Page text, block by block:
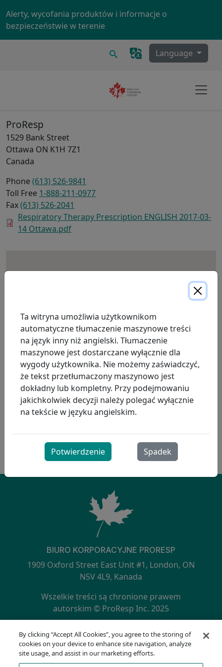
Alerty, wycofania produktów i informacje o
bezpieczeństwie w terenie
Szukaj Language
ProResp
1529 Bank Street
Ottawa ON K1H 7Z1
Canada
Phone (613) 526-9841
Toll Free 1-888-211-0977
Fax(613) 526-2041
Respiratory Therapy Prescription ENGLISH 2017-03-
14 Ottawa.pdf
BIURO KORPORACYJNE PRORESP
1909 Oxford Street East Unit #1, London, ON
N5V 4L9, Kanada
Wszelkie treści są chronione prawem
autorskim © ProResp Inc. 2025
SECONDARY MENU
Polityka prywatności
Infolinia zgodności
Warunki korzystania
Ta witryna umożliwia użytkownikom
automatyczne tłumaczenie maszynowe treści
na język inny niż angielski. Tłumaczenie
maszynowe jest dostarczane wyłącznie dla
wygody użytkownika. Nie możemy zaświadczyć,
że tekst przetłumaczony maszynowo jest
dokładny lub kompletny. Przy podejmowaniu
jakichkolwiek decyzji należy polegać wyłącznie
na tekście w języku angielskim.
Potwierdzenie Spadek
By clicking “Accept All Cookies”, you agree to the storing of
cookies on your device to enhance site navigation, analyze
site usage, and assist in our marketing efforts.